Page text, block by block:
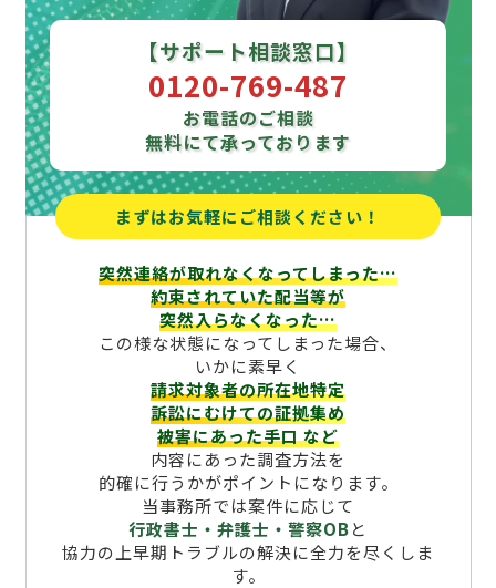
【サポート相談窓口】
0120-769-487
お電話のご相談
無料にて承っております
まずはお気軽にご相談ください！
突然連絡が取れなくなってしまった…
約束されていた配当等が
突然入らなくなった…
この様な状態になってしまった場合、
いかに素早く
請求対象者の所在地特定
訴訟にむけての証拠集め
被害にあった手口など
内容にあった調査方法を
的確に行うかがポイントになります。
当事務所では案件に応じて
行政書士・弁護士・警察OBと
協力の上早期トラブルの解決に全力を尽くしま
す。